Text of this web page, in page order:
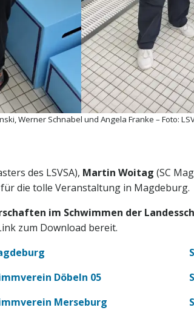
Werner Schnabel und Angela Franke – Foto:
des LSVSA), Martin Woitag (SC
für die tolle Veranstaltung in Magdeburg.
im Schwimmen der
zum Download bereit.
Döbeln 05
Merseburg